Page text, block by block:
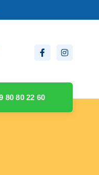
80 80 22 60